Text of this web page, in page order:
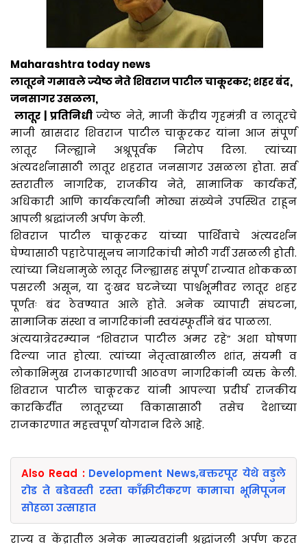
Maharashtra today news
लातूरने गमावले ज्येष्ठ नेते शिवराज पाटील चाकूरकर; शहर बंद,
जनसागर उसळला,
लातूर | प्रतिनिधीज्येष्ठ नेते, माजी केंद्रीय गृहमंत्री व लातूरचे
माजी खासदार शिवराज पाटील चाकूरकर यांना आज संपूर्ण
लातूर जिल्ह्याने अश्रूपूर्वक निरोप दिला. त्यांच्या
अंत्यदर्शनासाठी लातूर शहरात जनसागर उसळला होता. सर्व
स्तरातील नागरिक, राजकीय नेते, सामाजिक कार्यकर्ते,
अधिकारी आणि कार्यकर्त्यांनी मोठ्या संख्येने उपस्थित राहून
आपली श्रद्धांजली अर्पण केली.
शिवराज पाटील चाकूरकर यांच्या पार्थिवाचे अंत्यदर्शन
घेण्यासाठी पहाटेपासूनच नागरिकांची मोठी गर्दी उसळली होती.
त्यांच्या निधनामुळे लातूर जिल्ह्यासह संपूर्ण राज्यात शोककळा
पसरली असून, या दुःखद घटनेच्या पार्श्वभूमीवर लातूर शहर
पूर्णतः बंद ठेवण्यात आले होते. अनेक व्यापारी संघटना,
सामाजिक संस्था व नागरिकांनी स्वयंस्फूर्तीने बंद पाळला.
अंत्ययात्रेदरम्यान “शिवराज पाटील अमर रहे” अशा घोषणा
दिल्या जात होत्या. त्यांच्या नेतृत्वाखालील शांत, संयमी व
लोकाभिमुख राजकारणाची आठवण नागरिकांनी व्यक्त केली.
शिवराज पाटील चाकूरकर यांनी आपल्या प्रदीर्घ राजकीय
कारकिर्दीत लातूरच्या विकासासाठी तसेच देशाच्या
राजकारणात महत्त्वपूर्ण योगदान दिले आहे.
Also Read : Development News,बक्तरपूर येथे वडुले
रोड ते बडेवस्ती रस्ता काँक्रीटीकरण कामाचा भूमिपूजन
सोहळा उत्साहात
राज्य व केंद्रातील अनेक मान्यवरांनी श्रद्धांजली अर्पण करत